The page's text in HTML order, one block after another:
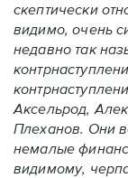
скептически
видимо, очень
недавно так
Аксельрод,
Плеханов. Они
немалые
видимому,